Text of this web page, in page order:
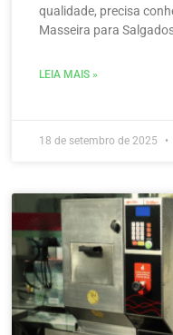
qualidade, precisa
Masseira para
LEIA MAIS »
18 de setembro de 2025